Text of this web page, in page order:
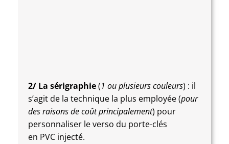
2/ La sérigraphie(1 ou plusieurs couleurs) : il
s’agit de la technique la plus employée (pour
des raisons de coût principalement) pour
personnaliser le verso du porte-clés
en PVC injecté.